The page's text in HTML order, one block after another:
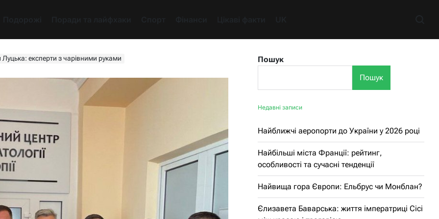
експерти з чарівними руками
Пошук
Пошук
Недавні записи
Найближчі аеропорти до України у 2026 році
Найбільші міста Франції: рейтинг,
особливості та сучасні тенденції
Найвища гора Європи: Ельбрус чи Монблан?
Єлизавета Баварська: життя імператриці Сісі